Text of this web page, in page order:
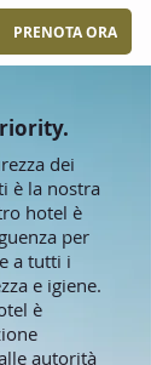
PRENOTA ORA
dei
è la nostra
hotel è
per
a tutti i
e igiene.
è
autorità